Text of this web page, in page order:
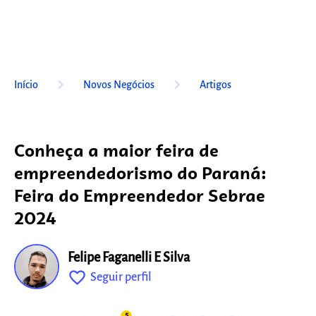
Início keyboard_arrow_right Novos Negócios keyboard_arrow_right Artigos
Conheça a maior feira de
empreendedorismo do Paraná:
Feira do Empreendedor Sebrae
2024
Felipe Faganelli E Silva
favorite_outline Seguir perfil